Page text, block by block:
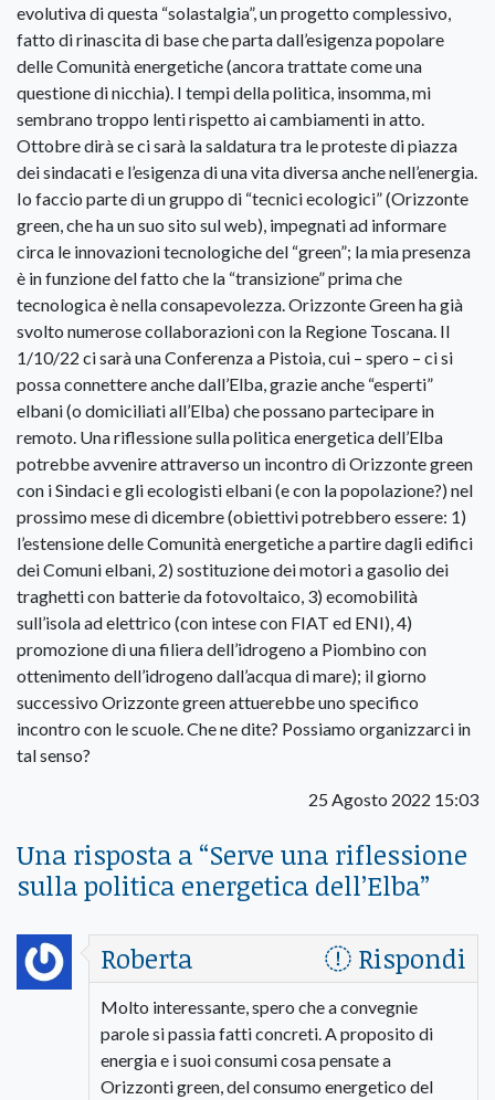
evolutiva di questa “solastalgia”, un progetto complessivo,
fatto di rinascita di base che parta dall’esigenza popolare
delle Comunità energetiche (ancora trattate come una
questione di nicchia). I tempi della politica, insomma, mi
sembrano troppo lenti rispetto ai cambiamenti in atto.
Ottobre dirà se ci sarà la saldatura tra le proteste di piazza
dei sindacati e l’esigenza di una vita diversa anche nell’energia.
Io faccio parte di un gruppo di “tecnici ecologici” (Orizzonte
green, che ha un suo sito sul web), impegnati ad informare
circa le innovazioni tecnologiche del “green”; la mia presenza
è in funzione del fatto che la “transizione” prima che
tecnologica è nella consapevolezza. Orizzonte Green ha già
svolto numerose collaborazioni con la Regione Toscana. Il
1/10/22 ci sarà una Conferenza a Pistoia, cui – spero – ci si
possa connettere anche dall’Elba, grazie anche “esperti”
elbani (o domiciliati all’Elba) che possano partecipare in
remoto. Una riflessione sulla politica energetica dell’Elba
potrebbe avvenire attraverso un incontro di Orizzonte green
con i Sindaci e gli ecologisti elbani (e con la popolazione?) nel
prossimo mese di dicembre (obiettivi potrebbero essere: 1)
l’estensione delle Comunità energetiche a partire dagli edifici
dei Comuni elbani, 2) sostituzione dei motori a gasolio dei
traghetti con batterie da fotovoltaico, 3) ecomobilità
sull’isola ad elettrico (con intese con FIAT ed ENI), 4)
promozione di una filiera dell’idrogeno a Piombino con
ottenimento dell’idrogeno dall’acqua di mare); il giorno
successivo Orizzonte green attuerebbe uno specifico
incontro con le scuole. Che ne dite? Possiamo organizzarci in
tal senso?
25 Agosto 2022 15:03
Una risposta a “Serve una riflessione
sulla politica energetica dell’Elba”
Roberta
Rispondi
Molto interessante, spero che a convegnie
parole si passia fatti concreti. A proposito di
energia e i suoi consumi cosa pensate a
Orizzonti green, del consumo energetico del